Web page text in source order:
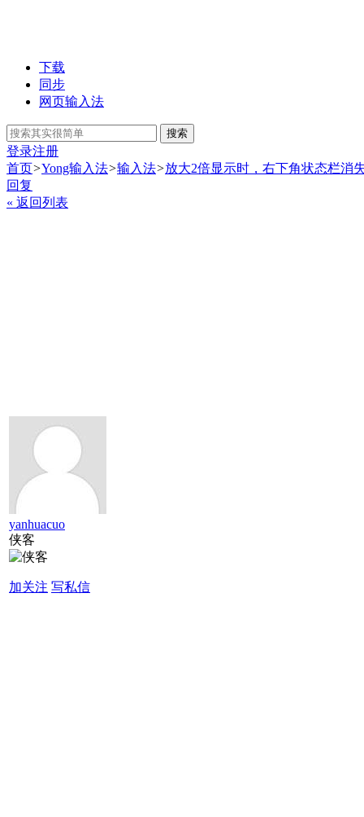
下载
同步
网页输入法
搜索
登录注册
首页>Yong输入法>输入法>放大2倍显示时，右下角状态栏消
回复
« 返回列表
yanhuacuo
侠客
加关注 写私信